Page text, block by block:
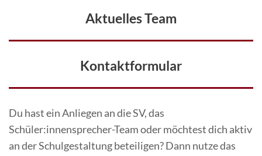
Aktuelles Team
Kontaktformular
Du hast ein Anliegen an die SV, das
Schüler:innensprecher-Team oder möchtest dich aktiv
an der Schulgestaltung beteiligen? Dann nutze das